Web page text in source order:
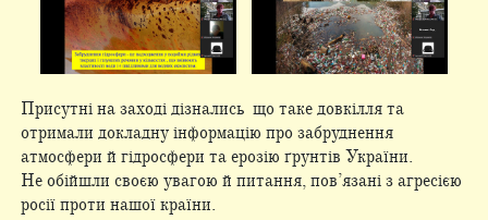
Присутні на заході дізнались що таке довкілля та
отримали докладну інформацію про забруднення
атмосфери й гідросфери та ерозію ґрунтів України.
Не обійшли своєю увагою й питання, пов’язані з агресією
росії проти нашої країни.